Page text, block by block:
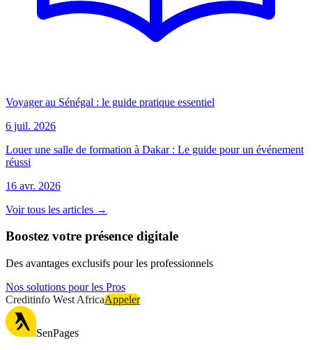
Voyager au Sénégal : le guide pratique essentiel
6 juil. 2026
Louer une salle de formation à Dakar : Le guide pour un événement
réussi
16 avr. 2026
Voir tous les articles →
Boostez votre présence digitale
Des avantages exclusifs pour les professionnels
Nos solutions pour les Pros
Creditinfo West AfricaAppeler
SenPages